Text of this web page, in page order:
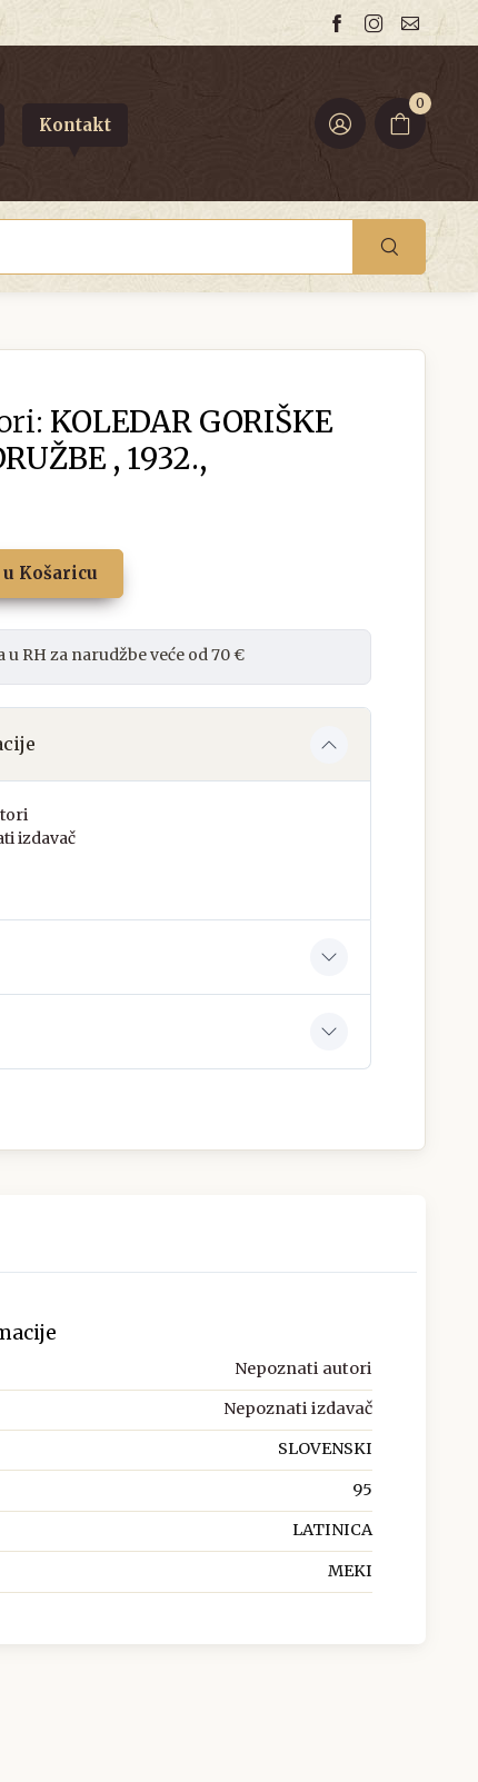
0
Kontakt
KOLEDAR GORIŠKE
, 1932.,
Košaricu
u RH za narudžbe veće od 70 €
izdavač
Nepoznati autori
Nepoznati izdavač
SLOVENSKI
95
LATINICA
MEKI